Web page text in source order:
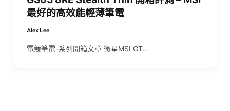
最好的高效能輕薄筆電
Alex Lee
電競筆電-系列開箱文章 微星MSI GT…